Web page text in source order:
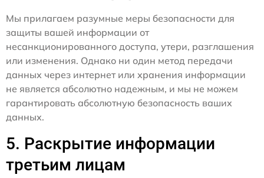
Мы прилагаем разумные меры безопасности для
защиты вашей информации от
несанкционированного доступа, утери, разглашения
или изменения. Однако ни один метод передачи
данных через интернет или хранения информации
не является абсолютно надежным, и мы не можем
гарантировать абсолютную безопасность ваших
данных.
5. Раскрытие информации
третьим лицам